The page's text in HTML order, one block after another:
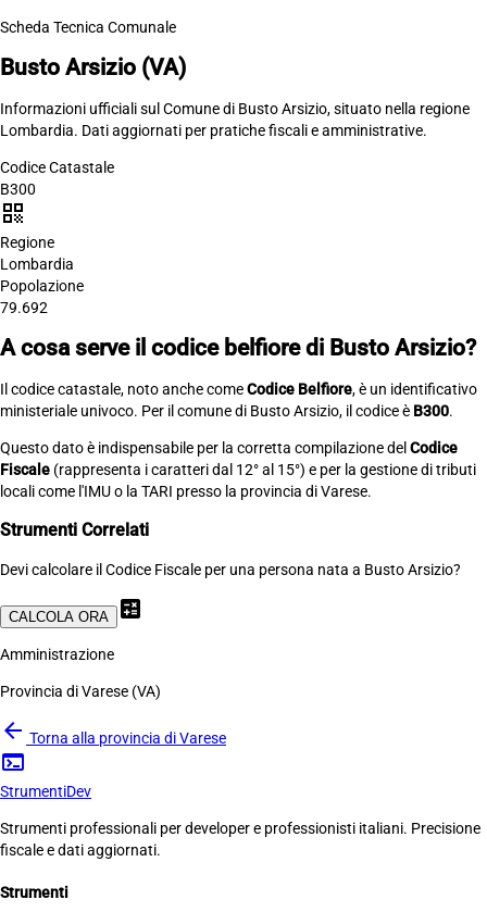
Scheda Tecnica Comunale
Busto Arsizio (VA)
Informazioni ufficiali sul Comune di Busto Arsizio, situato nella regione
Lombardia. Dati aggiornati per pratiche fiscali e amministrative.
Codice Catastale
B300
qr_code
Regione
Lombardia
Popolazione
79.692
A cosa serve il codice belfiore di Busto Arsizio?
Il codice catastale, noto anche comeCodice Belfiore, è un identificativo
ministeriale univoco. Per il comune di Busto Arsizio, il codice è B300.
Questo dato è indispensabile per la corretta compilazione del Codice
Fiscale (rappresenta i caratteri dal 12° al 15°) e per la gestione di tributi
locali come l'IMU o la TARI presso la provincia di Varese.
Strumenti Correlati
Devi calcolare il Codice Fiscale per una persona nata a Busto Arsizio?
CALCOLA ORA calculate
Amministrazione
Provincia di Varese (VA)
arrow_back Torna alla provincia di Varese
terminal
StrumentiDev
Strumenti professionali per developer e professionisti italiani. Precisione
fiscale e dati aggiornati.
Strumenti